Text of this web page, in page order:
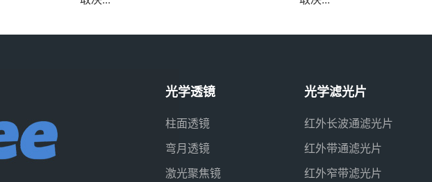
光学透镜
柱面透镜
弯月透镜
激光聚焦镜
光学滤光片
红外长波通滤光片
红外带通滤光片
红外窄带滤光片